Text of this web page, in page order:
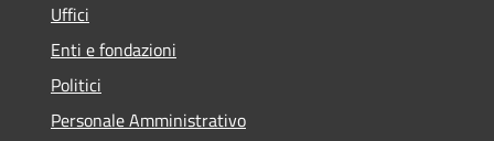
Uffici
Enti e fondazioni
Politici
Personale Amministrativo